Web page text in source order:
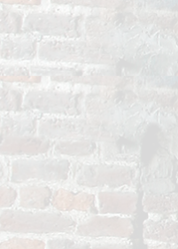
ZUURDESEM BROOD
BUSBRODEN
GEVULD BROOD
VLAAI TRADITIONEEL
RIJSTEVLAAI
KRUIMELVLAAI
GEBAKJES